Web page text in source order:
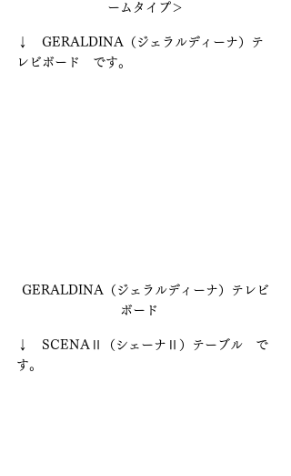
ームタイプ＞
↓　GERALDINA（ジェラルディーナ）テ
レビボード　です。
GERALDINA（ジェラルディーナ）テレビ
ボード
↓　SCENAⅡ（シェーナⅡ）テーブル　で
す。